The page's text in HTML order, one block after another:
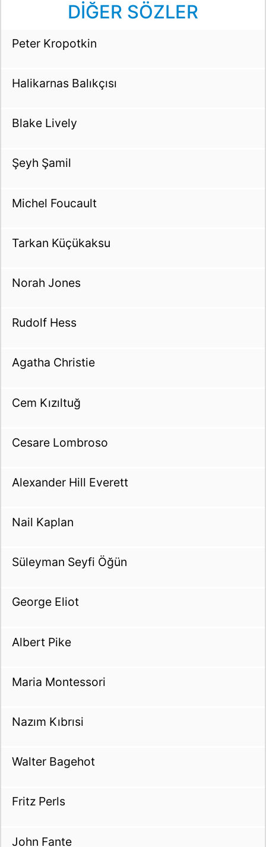
DİĞER SÖZLER
Peter Kropotkin
Halikarnas Balıkçısı
Blake Lively
Şeyh Şamil
Michel Foucault
Tarkan Küçükaksu
Norah Jones
Rudolf Hess
Agatha Christie
Cem Kızıltuğ
Cesare Lombroso
Alexander Hill Everett
Nail Kaplan
Süleyman Seyfi Öğün
George Eliot
Albert Pike
Maria Montessori
Nazım Kıbrısi
Walter Bagehot
Fritz Perls
John Fante